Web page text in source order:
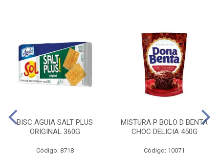
BISC AGUIA SALT PLUS
ORIGINAL 360G
Código: 8718
MISTURA P BOLO D BENTA
CHOC DELICIA 450G
Código: 10071